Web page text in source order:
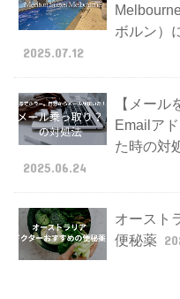
ボルン）
2025.07.12
【メー
Emailア
た時の対
2025.06.24
オースト
便秘薬